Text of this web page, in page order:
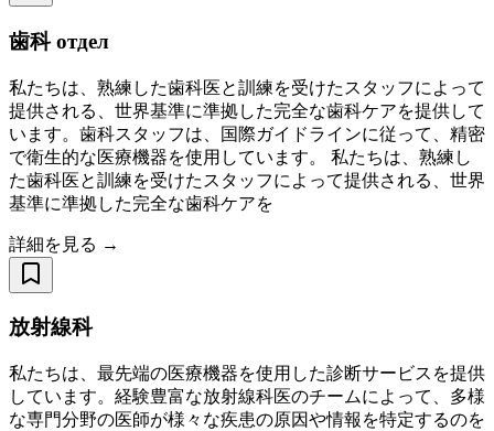
歯科 отдел
私たちは、熟練した歯科医と訓練を受けたスタッフによって
提供される、世界基準に準拠した完全な歯科ケアを提供して
います。歯科スタッフは、国際ガイドラインに従って、精密
で衛生的な医療機器を使用しています。 私たちは、熟練し
た歯科医と訓練を受けたスタッフによって提供される、世界
基準に準拠した完全な歯科ケアを
詳細を見る →
放射線科
私たちは、最先端の医療機器を使用した診断サービスを提供
しています。経験豊富な放射線科医のチームによって、多様
な専門分野の医師が様々な疾患の原因や情報を特定するのを